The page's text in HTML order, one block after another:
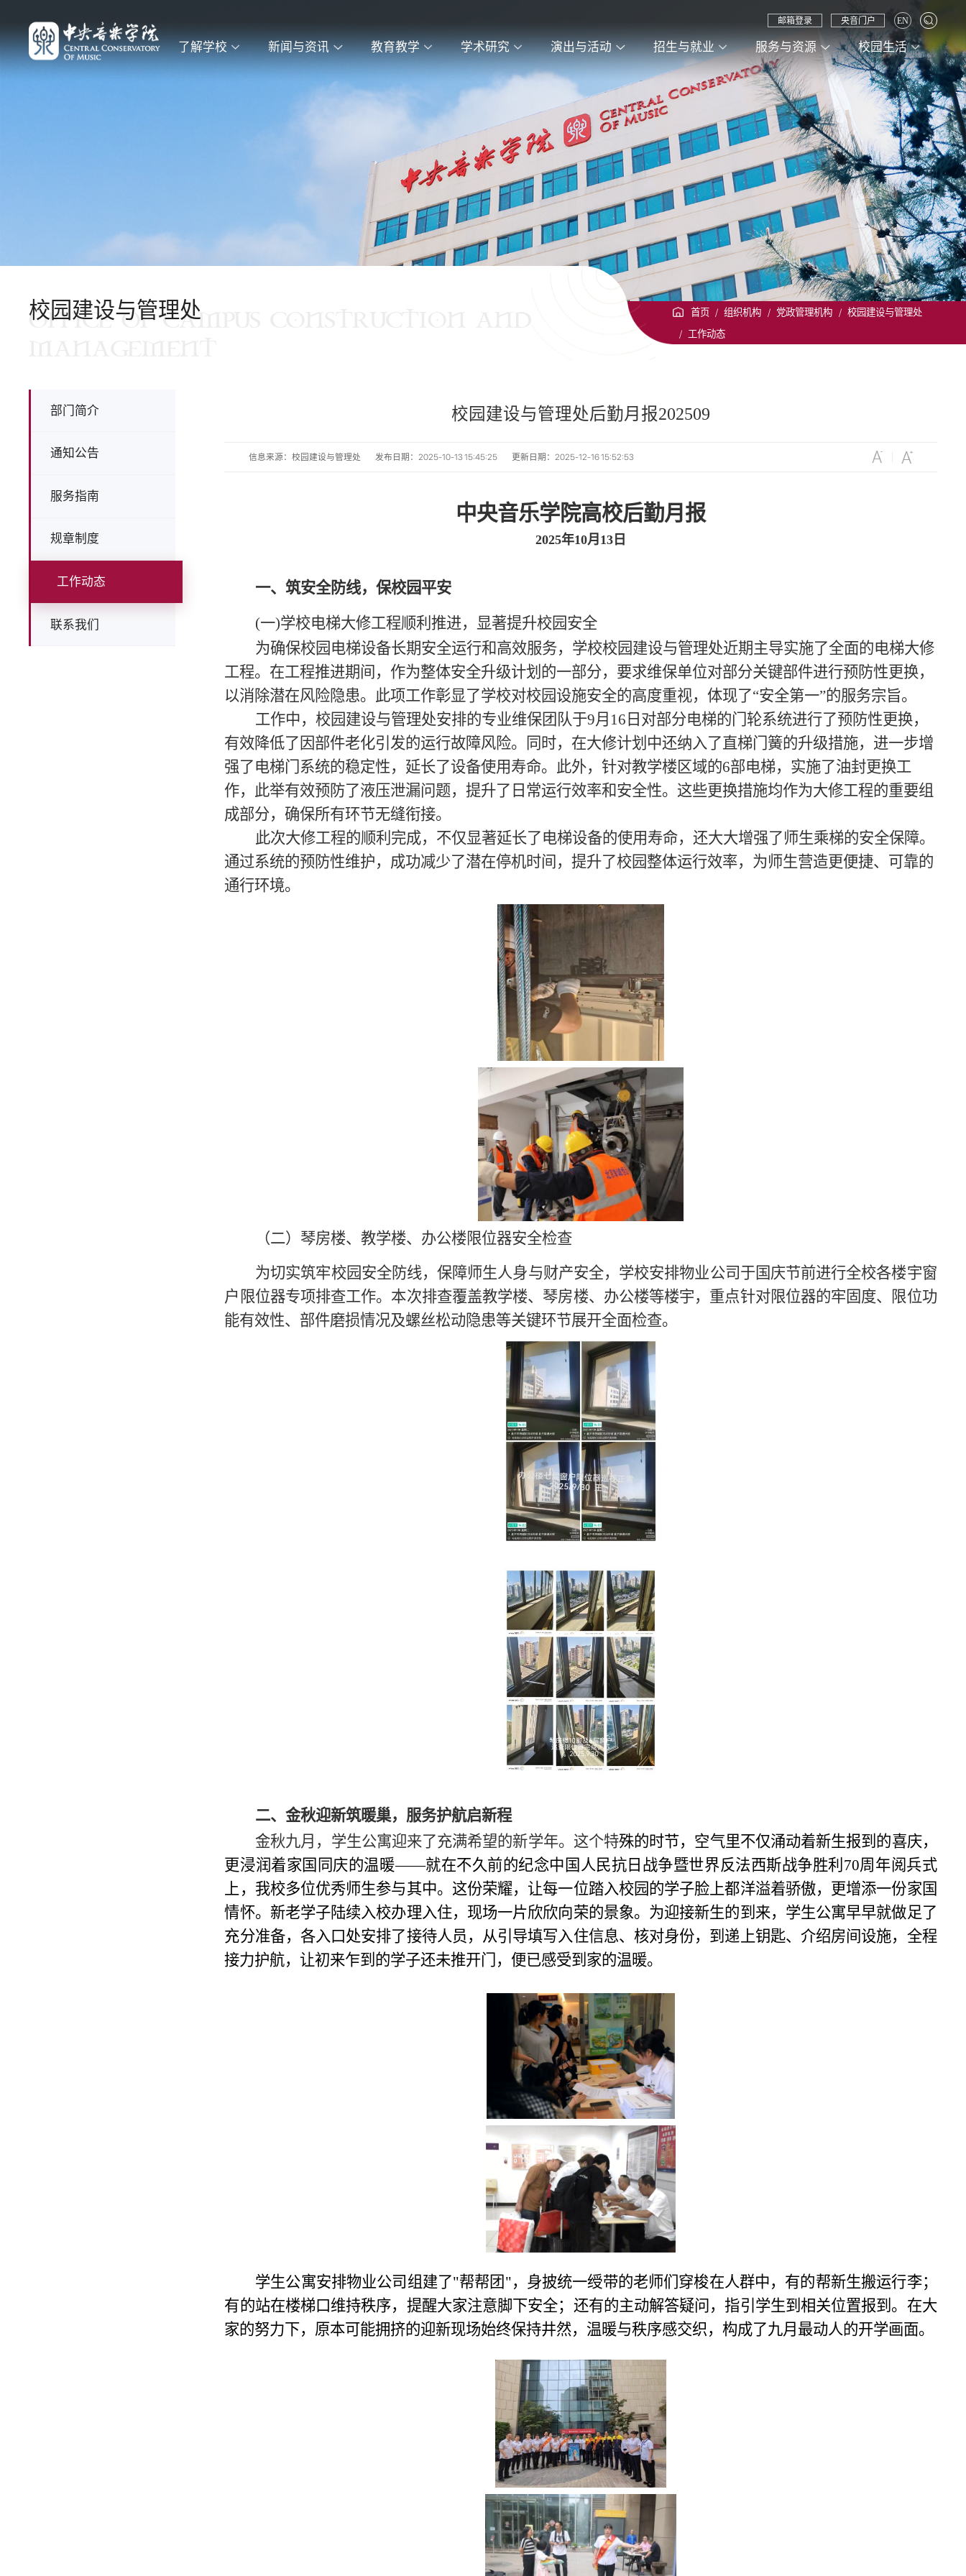
了解学校 新闻与资讯 教育教学 学术研究 演出与活动 招生与就业 服务与资源 校园生活
邮箱登录 央音门户 EN
校园建设与管理处
OFFICE OF CAMPUS CONSTRUCTION AND
首页 / 组织机构 / 党政管理机构 / 校园建设与管理处
/ 工作动态
部门简介
通知公告
服务指南
规章制度
工作动态
联系我们
校园建设与管理处后勤月报202509
信息来源：校园建设与管理处 发布日期：2025-10-13 15:45:25 更新日期：2025-12-16 15:52:53
中央音乐学院高校后勤月报
2025年10月13日
一、筑安全防线，保校园平安
(一)学校电梯大修工程顺利推进，显著提升校园安全
为确保校园电梯设备长期安全运行和高效服务，学校校园建设与管理处近期主导实施了全面的电梯大修
工程。在工程推进期间，作为整体安全升级计划的一部分，要求维保单位对部分关键部件进行预防性更换，
以消除潜在风险隐患。此项工作彰显了学校对校园设施安全的高度重视，体现了“安全第一”的服务宗旨。
工作中，校园建设与管理处安排的专业维保团队于9月16日对部分电梯的门轮系统进行了预防性更换，
有效降低了因部件老化引发的运行故障风险。同时，在大修计划中还纳入了直梯门簧的升级措施，进一步增
强了电梯门系统的稳定性，延长了设备使用寿命。此外，针对教学楼区域的6部电梯，实施了油封更换工
作，此举有效预防了液压泄漏问题，提升了日常运行效率和安全性。这些更换措施均作为大修工程的重要组
成部分，确保所有环节无缝衔接。
此次大修工程的顺利完成，不仅显著延长了电梯设备的使用寿命，还大大增强了师生乘梯的安全保障。
通过系统的预防性维护，成功减少了潜在停机时间，提升了校园整体运行效率，为师生营造更便捷、可靠的
通行环境。
（二）琴房楼、教学楼、办公楼限位器安全检查
为切实筑牢校园安全防线，保障师生人身与财产安全，学校安排物业公司于国庆节前进行全校各楼宇窗
户限位器专项排查工作。本次排查覆盖教学楼、琴房楼、办公楼等楼宇，重点针对限位器的牢固度、限位功
能有效性、部件磨损情况及螺丝松动隐患等关键环节展开全面检查。
二、金秋迎新筑暖巢，服务护航启新程
金秋九月，学生公寓迎来了充满希望的新学年。这个特殊的时节，空气里不仅涌动着新生报到的喜庆，
更浸润着家国同庆的温暖——就在不久前的纪念中国人民抗日战争暨世界反法西斯战争胜利70周年阅兵式
上，我校多位优秀师生参与其中。这份荣耀，让每一位踏入校园的学子脸上都洋溢着骄傲，更增添一份家国
情怀。 新老学子陆续入校办理入住，现场一片欣欣向荣的景象。为迎接新生的到来，学生公寓早早就做足了
充分准备，各入口处安排了接待人员， 从引导填写入住信息、核对身份，到递上钥匙、介绍房间设施，全程
接力护航，让初来乍到的学子还未推开门，便已感受到家的温暖。
学生公寓安排物业公司组建了"帮帮团"，身披统一绶带的老师们穿梭在人群中，有的帮新生搬运行李；
有的站在楼梯口维持秩序，提醒大家注意脚下安全；还有的主动解答疑问，指引学生到相关位置报到。在大
家的努力下，原本可能拥挤的迎新现场始终保持井然，温暖与秩序感交织，构成了九月最动人的开学画面。